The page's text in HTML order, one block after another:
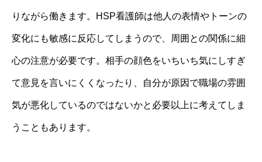
りながら働きます。HSP看護師は他人の表情やトーンの
変化にも敏感に反応してしまうので、周囲との関係に細
心の注意が必要です。相手の顔色をいちいち気にしすぎ
て意見を言いにくくなったり、自分が原因で職場の雰囲
気が悪化しているのではないかと必要以上に考えてしま
うこともあります。